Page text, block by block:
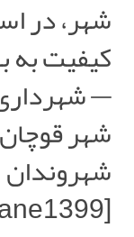
شهر، در
کیفیت به
—
شهر
شهروندان
[t.me.shahrane1399]